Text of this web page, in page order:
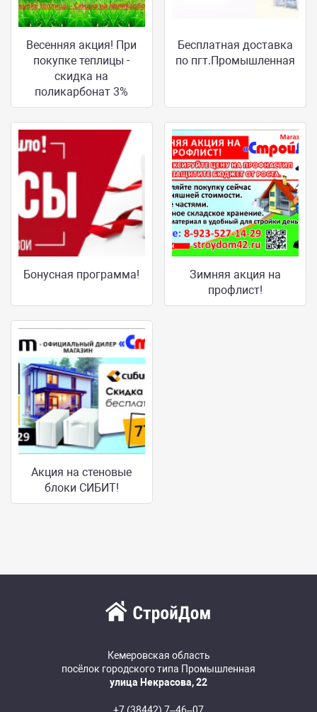
Весенняя акция! При
покупке теплицы -
скидка на
поликарбонат 3%
Бесплатная доставка
по пгт.Промышленная
Бонусная программа!
Зимняя акция на
профлист!
Акция на стеновые
блоки СИБИТ!
Кемеровская область
посёлок городского типа Промышленная
улица Некрасова, 22